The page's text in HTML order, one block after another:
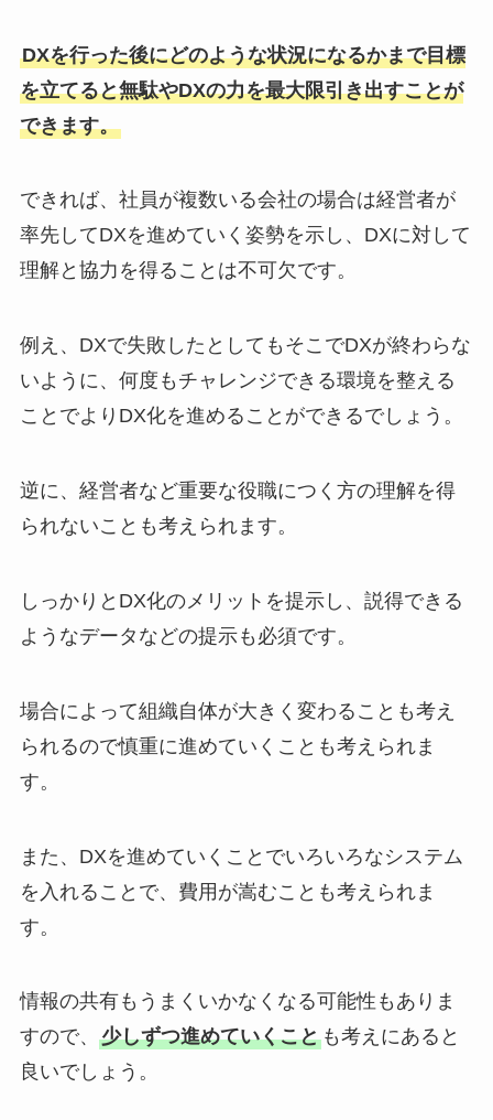
DXを行った後にどのような状況になるかまで目標
を立てると無駄やDXの力を最大限引き出すことが
できます。
できれば、社員が複数いる会社の場合は経営者が
率先してDXを進めていく姿勢を示し、DXに対して
理解と協力を得ることは不可欠です。
例え、DXで失敗したとしてもそこでDXが終わらな
いように、何度もチャレンジできる環境を整える
ことでよりDX化を進めることができるでしょう。
逆に、経営者など重要な役職につく方の理解を得
られないことも考えられます。
しっかりとDX化のメリットを提示し、説得できる
ようなデータなどの提示も必須です。
場合によって組織自体が大きく変わることも考え
られるので慎重に進めていくことも考えられま
す。
また、DXを進めていくことでいろいろなシステム
を入れることで、費用が嵩むことも考えられま
す。
情報の共有もうまくいかなくなる可能性もありま
すので、 少しずつ進めていくことも考えにあると
良いでしょう。